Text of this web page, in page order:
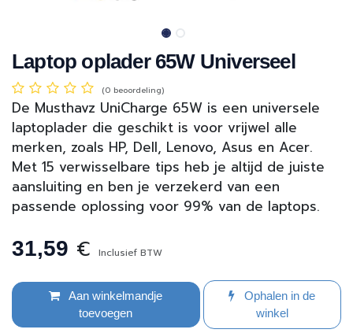
Laptop oplader 65W Universeel
(0 beoordeling)
De Musthavz UniCharge 65W is een universele
laptoplader die geschikt is voor vrijwel alle
merken, zoals HP, Dell, Lenovo, Asus en Acer.
Met 15 verwisselbare tips heb je altijd de juiste
aansluiting en ben je verzekerd van een
passende oplossing voor 99% van de laptops.
31,59 € Inclusief BTW
Aan winkelmandje
toevoegen
Ophalen in de
winkel